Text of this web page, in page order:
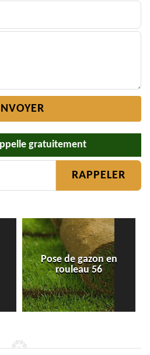
gratuitement
Pose de gazon en
rouleau 56